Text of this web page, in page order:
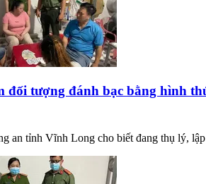
đối tượng đánh bạc bằng hình
an tỉnh Vĩnh Long cho biết đang thụ lý,